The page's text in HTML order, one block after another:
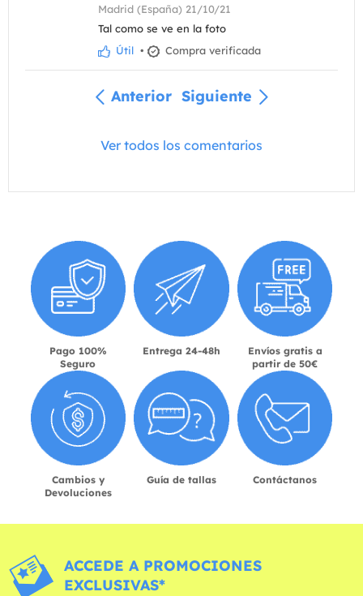
Madrid (España) 21/10/21
Tal como se ve en la foto
Útil • Compra verificada
Anterior Siguiente
Ver todos los comentarios
Pago 100%
Seguro
Entrega 24-48h
Envíos gratis a
partir de 50€
Cambios y
Devoluciones
Guía de tallas Contáctanos
ACCEDE A PROMOCIONES
EXCLUSIVAS*